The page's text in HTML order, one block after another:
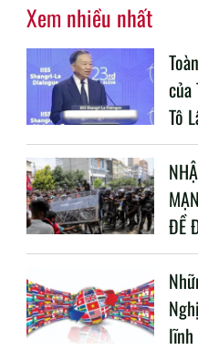
Xem nhiều nhất
của
Tô
lần
ĐỀ
NAY